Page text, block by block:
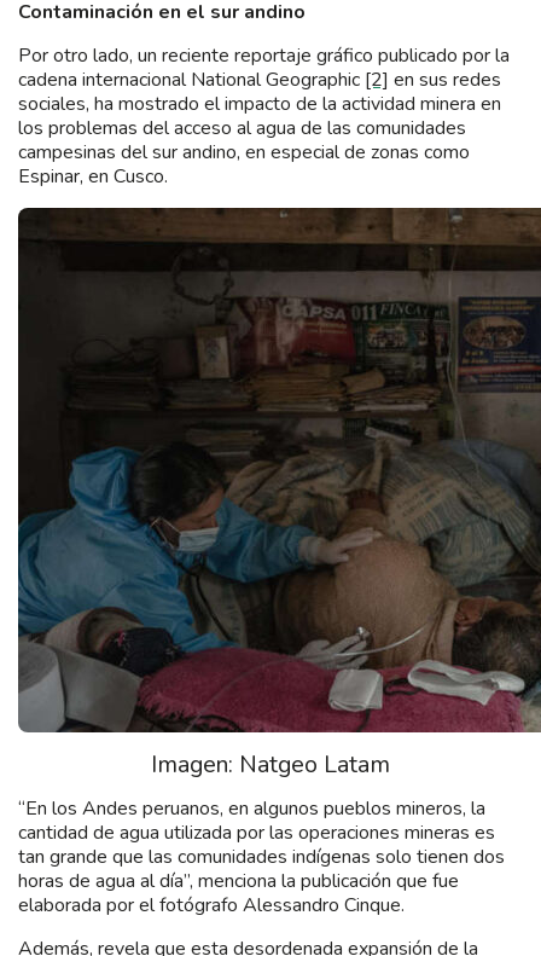
Contaminación en el sur andino
Por otro lado, un reciente reportaje gráfico publicado por la
cadena internacional National Geographic [2] en sus redes
sociales, ha mostrado el impacto de la actividad minera en
los problemas del acceso al agua de las comunidades
campesinas del sur andino, en especial de zonas como
Espinar, en Cusco.
Imagen: Natgeo Latam
“En los Andes peruanos, en algunos pueblos mineros, la
cantidad de agua utilizada por las operaciones mineras es
tan grande que las comunidades indígenas solo tienen dos
horas de agua al día”, menciona la publicación que fue
elaborada por el fotógrafo Alessandro Cinque.
Además, revela que esta desordenada expansión de la